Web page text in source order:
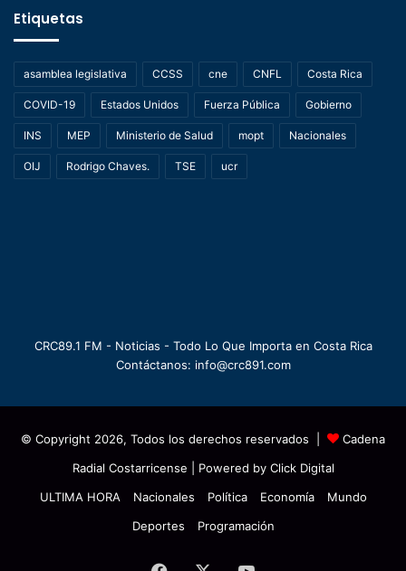
Etiquetas
asamblea legislativa CCSS cne CNFL Costa Rica
COVID-19 Estados Unidos Fuerza Pública Gobierno
INS MEP Ministerio de Salud mopt Nacionales
OIJ Rodrigo Chaves. TSE ucr
CRC89.1 FM - Noticias - Todo Lo Que Importa en Costa Rica
Contáctanos: info@crc891.com
© Copyright 2026, Todos los derechos reservados |
Cadena
Radial Costarricense | Powered by Click Digital
ULTIMA HORA
Nacionales Política Economía
Mundo
Deportes
Programación